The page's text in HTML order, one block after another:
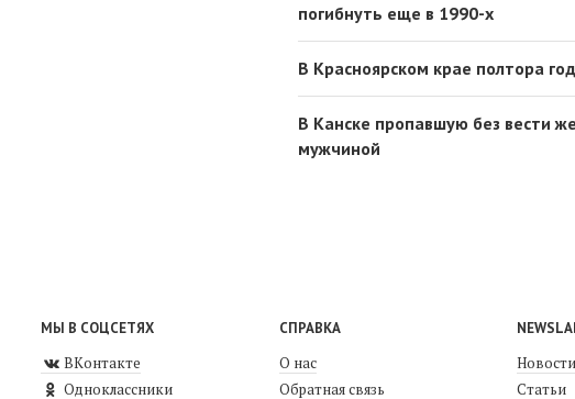
погибнуть еще в 1990-х
В Красноярском крае полтора
В Канске пропавшую без вести
мужчиной
МЫ В СОЦСЕТЯХ
ВКонтакте
Одноклассники
СПРАВКА
О нас
Обратная связь
Новости
Статьи